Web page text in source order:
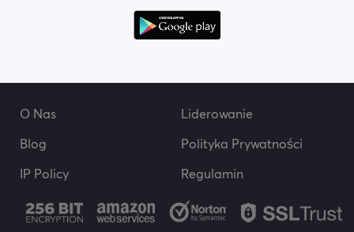
O Nas
Liderowanie
Blog
Polityka Prywatności
IP Policy
Regulamin